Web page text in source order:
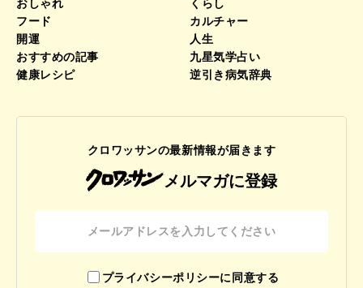
おしゃれ
くらし
フード
カルチャー
開運
人生
おすすめの記事
九星気学占い
健康レシピ
逆引き病気辞典
クロワッサンの最新情報が届きます
メルマガに登録
プライバシーポリシーに同意する